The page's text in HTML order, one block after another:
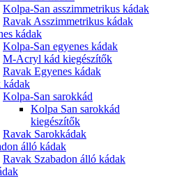
Kolpa-San asszimmetrikus kádak
Ravak Asszimmetrikus kádak
kádak
Kolpa-San egyenes kádak
M-Acryl kád kiegészítők
Ravak Egyenes kádak
kádak
Kolpa-San sarokkád
Kolpa San sarokkád
kiegészítők
Ravak Sarokkádak
álló kádak
Ravak Szabadon álló kádak